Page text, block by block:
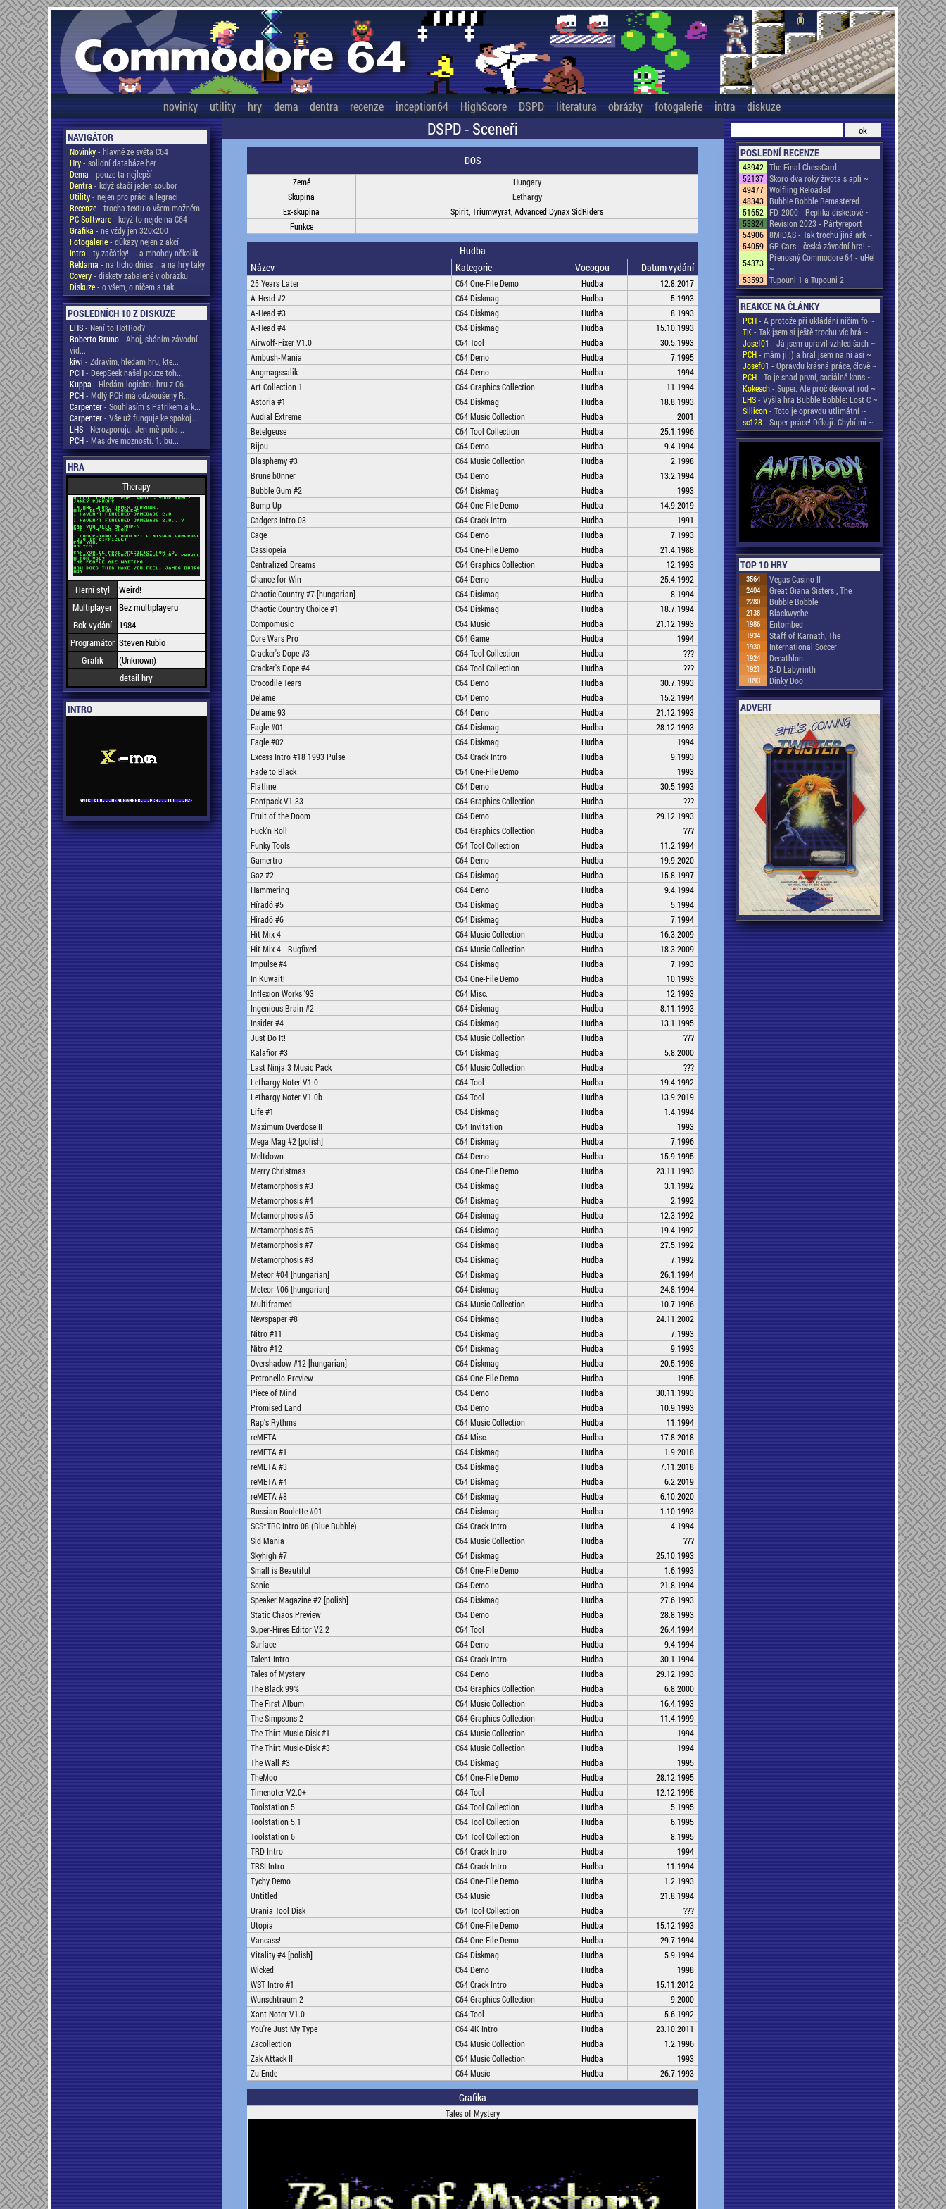
novinky utility hry dema dentra recenze inception64 HighScore DSPD literatura obrázky fotogalerie intra diskuze
NAVIGÁTOR
Novinky- hlavně ze světa C64
Hry- solidní databáze her
Dema - pouze ta nejlepší
Dentra - když stačí jeden soubor
Utility- nejen pro práci a legraci
Recenze- trocha textu o všem možném
PC Software- když to nejde na C64
Grafika - ne vždy jen 320x200
Fotogalerie- důkazy nejen z akcí
Intra - ty začátky! ... a mnohdy několik
Reklama - na ticho dňies .. a na hry taky
Covery- diskety zabalené v obrázku
Diskuze- o všem, o ničem a tak
POSLEDNÍCH 10 Z DISKUZE
LHS- Není to HotRod?
Roberto Bruno- Ahoj, sháním závodní
vid...
kiwi - Zdravim, hledam hru, kte...
PCH- DeepSeek našel pouze toh...
Kuppa - Hledám logickou hru z C6...
PCH- Mdlý PCH má odzkoušený R...
Carpenter- Souhlasím s Patrikem a k...
Carpenter- Vše už funguje ke spokoj...
LHS- Nerozporuju. Jen mě poba...
PCH- Mas dve moznosti. 1. bu...
HRA
Therapy
Herní styl
Weird!
Multiplayer Bez multiplayeru
Rok vydání
1984
Programátor Steven Rubio
Grafik
(Unknown)
detail hry
INTRO
DSPD - Sceneři
DOS
Země
Hungary
Skupina
Lethargy
Ex-skupina
Spirit, Triumwyrat, Advanced Dynax SidRiders
Funkce
Hudba
Název
Kategorie Vocogou Datum vydání
25 Years Later C64 One-File Demo Hudba
12.8.2017
A-Head #2
C64 Diskmag Hudba
5.1993
A-Head #3
C64 Diskmag Hudba
8.1993
A-Head #4
C64 Diskmag Hudba
15.10.1993
Airwolf-Fixer V1.0
C64 Tool Hudba
30.5.1993
Ambush-Mania
C64 Demo Hudba
7.1995
Angmagssalik
C64 Demo Hudba
1994
Art Collection 1
C64 Graphics Collection Hudba
11.1994
Astoria #1
C64 Diskmag Hudba
18.8.1993
Audial Extreme
C64 Music Collection Hudba
2001
Betelgeuse
C64 Tool Collection Hudba
25.1.1996
Bijou
C64 Demo Hudba
9.4.1994
Blasphemy #3
C64 Music Collection Hudba
2.1998
Brune b0nner
C64 Demo Hudba
13.2.1994
Bubble Gum #2
C64 Diskmag Hudba
1993
Bump Up
C64 One-File Demo Hudba
14.9.2019
Cadgers Intro 03
C64 Crack Intro Hudba
1991
Cage
C64 Demo Hudba
7.1993
Cassiopeia
C64 One-File Demo Hudba
21.4.1988
Centralized Dreams
C64 Graphics Collection Hudba
12.1993
Chance for Win
C64 Demo Hudba
25.4.1992
Chaotic Country #7 [hungarian]
C64 Diskmag Hudba
8.1994
Chaotic Country Choice #1
C64 Diskmag Hudba
18.7.1994
Compomusic
C64 Music Hudba
21.12.1993
Core Wars Pro
C64 Game Hudba
1994
Cracker's Dope #3
C64 Tool Collection Hudba
???
Cracker's Dope #4
C64 Tool Collection Hudba
???
Crocodile Tears
C64 Demo Hudba
30.7.1993
Delame
C64 Demo Hudba
15.2.1994
Delame 93
C64 Demo Hudba
21.12.1993
Eagle #01
C64 Diskmag Hudba
28.12.1993
Eagle #02
C64 Diskmag Hudba
1994
Excess Intro #18 1993 Pulse
C64 Crack Intro Hudba
9.1993
Fade to Black
C64 One-File Demo Hudba
1993
Flatline
C64 Demo Hudba
30.5.1993
Fontpack V1.33
C64 Graphics Collection Hudba
???
Fruit of the Doom
C64 Demo Hudba
29.12.1993
Fuck'n Roll
C64 Graphics Collection Hudba
???
Funky Tools
C64 Tool Collection Hudba
11.2.1994
Gamertro
C64 Demo Hudba
19.9.2020
Gaz #2
C64 Diskmag Hudba
15.8.1997
Hammering
C64 Demo Hudba
9.4.1994
Híradó #5
C64 Diskmag Hudba
5.1994
Híradó #6
C64 Diskmag Hudba
7.1994
Hit Mix 4
C64 Music Collection Hudba
16.3.2009
Hit Mix 4 - Bugfixed
C64 Music Collection Hudba
18.3.2009
Impulse #4
C64 Diskmag Hudba
7.1993
In Kuwait!
C64 One-File Demo Hudba
10.1993
Inflexion Works '93
C64 Misc. Hudba
12.1993
Ingenious Brain #2
C64 Diskmag Hudba
8.11.1993
Insider #4
C64 Diskmag Hudba
13.1.1995
Just Do It!
C64 Music Collection Hudba
???
Kalafior #3
C64 Diskmag Hudba
5.8.2000
Last Ninja 3 Music Pack
C64 Music Collection Hudba
???
Lethargy Noter V1.0
C64 Tool Hudba
19.4.1992
Lethargy Noter V1.0b
C64 Tool Hudba
13.9.2019
Life #1
C64 Diskmag Hudba
1.4.1994
Maximum Overdose II
C64 Invitation Hudba
1993
Mega Mag #2 [polish]
C64 Diskmag Hudba
7.1996
Meltdown
C64 Demo Hudba
15.9.1995
Merry Christmas
C64 One-File Demo Hudba
23.11.1993
Metamorphosis #3
C64 Diskmag Hudba
3.1.1992
Metamorphosis #4
C64 Diskmag Hudba
2.1992
Metamorphosis #5
C64 Diskmag Hudba
12.3.1992
Metamorphosis #6
C64 Diskmag Hudba
19.4.1992
Metamorphosis #7
C64 Diskmag Hudba
27.5.1992
Metamorphosis #8
C64 Diskmag Hudba
7.1992
Meteor #04 [hungarian]
C64 Diskmag Hudba
26.1.1994
Meteor #06 [hungarian]
C64 Diskmag Hudba
24.8.1994
Multiframed
C64 Music Collection Hudba
10.7.1996
Newspaper #8
C64 Diskmag Hudba
24.11.2002
Nitro #11
C64 Diskmag Hudba
7.1993
Nitro #12
C64 Diskmag Hudba
9.1993
Overshadow #12 [hungarian]
C64 Diskmag Hudba
20.5.1998
Petronello Preview
C64 One-File Demo Hudba
1995
Piece of Mind
C64 Demo Hudba
30.11.1993
Promised Land
C64 Demo Hudba
10.9.1993
Rap's Rythms
C64 Music Collection Hudba
11.1994
reMETA
C64 Misc. Hudba
17.8.2018
reMETA #1
C64 Diskmag Hudba
1.9.2018
reMETA #3
C64 Diskmag Hudba
7.11.2018
reMETA #4
C64 Diskmag Hudba
6.2.2019
reMETA #8
C64 Diskmag Hudba
6.10.2020
Russian Roulette #01
C64 Diskmag Hudba
1.10.1993
SCS*TRC Intro 08 (Blue Bubble)
C64 Crack Intro Hudba
4.1994
Sid Mania
C64 Music Collection Hudba
???
Skyhigh #7
C64 Diskmag Hudba
25.10.1993
Small is Beautiful
C64 One-File Demo Hudba
1.6.1993
Sonic
C64 Demo Hudba
21.8.1994
Speaker Magazine #2 [polish]
C64 Diskmag Hudba
27.6.1993
Static Chaos Preview
C64 Demo Hudba
28.8.1993
Super-Hires Editor V2.2
C64 Tool Hudba
26.4.1994
Surface
C64 Demo Hudba
9.4.1994
Talent Intro
C64 Crack Intro Hudba
30.1.1994
Tales of Mystery
C64 Demo Hudba
29.12.1993
The Black 99%
C64 Graphics Collection Hudba
6.8.2000
The First Album
C64 Music Collection Hudba
16.4.1993
The Simpsons 2
C64 Graphics Collection Hudba
11.4.1999
The Thirt Music-Disk #1
C64 Music Collection Hudba
1994
The Thirt Music-Disk #3
C64 Music Collection Hudba
1994
The Wall #3
C64 Diskmag Hudba
1995
TheMoo
C64 One-File Demo Hudba
28.12.1995
Timenoter V2.0+
C64 Tool Hudba
12.12.1995
Toolstation 5
C64 Tool Collection Hudba
5.1995
Toolstation 5.1
C64 Tool Collection Hudba
6.1995
Toolstation 6
C64 Tool Collection Hudba
8.1995
TRD Intro
C64 Crack Intro Hudba
1994
TRSI Intro
C64 Crack Intro Hudba
11.1994
Tychy Demo
C64 One-File Demo Hudba
1.2.1993
Untitled
C64 Music Hudba
21.8.1994
Urania Tool Disk
C64 Tool Collection Hudba
???
Utopia
C64 One-File Demo Hudba
15.12.1993
Vancass!
C64 One-File Demo Hudba
29.7.1994
Vitality #4 [polish]
C64 Diskmag Hudba
5.9.1994
Wicked
C64 Demo Hudba
1998
WST Intro #1
C64 Crack Intro Hudba
15.11.2012
Wunschtraum 2
C64 Graphics Collection Hudba
9.2000
Xant Noter V1.0
C64 Tool Hudba
5.6.1992
You're Just My Type
C64 4K Intro Hudba
23.10.2011
Zacollection
C64 Music Collection Hudba
1.2.1996
Zak Attack II
C64 Music Collection Hudba
1993
Zu Ende
C64 Music Hudba 26.7.1993
Grafika
Tales of Mystery
POSLEDNÍ RECENZE
48942 The Final ChessCard
52137 Skoro dva roky života s apli ~
49477 Wolfling Reloaded
48343 Bubble Bobble Remastered
51652 FD-2000 - Replika disketové ~
53324 Revision 2023 - Pártyreport
54906 8MIDAS - Tak trochu jiná ark ~
54059 GP Cars - česká závodní hra! ~
54373 Přenosný Commodore 64 - uHel
~
53593 Tupouni 1 a Tupouni 2
REAKCE NA ČLÁNKY
PCH- A protože při ukládání ničím fo ~
TK- Tak jsem si ještě trochu víc hrá ~
Josef01 - Já jsem upravil vzhled šach ~
PCH- mám ji ;) a hral jsem na ni asi ~
Josef01 - Opravdu krásná práce, člově ~
PCH- To je snad první, sociálně kons ~
Kokesch- Super. Ale proč děkovat rod ~
LHS- Vyšla hra Bubble Bobble: Lost C ~
Sillicon- Toto je opravdu utlimátní ~
sc128- Super práce! Děkuji. Chybí mi ~
TOP 10 HRY
3564 Vegas Casino II
2404 Great Giana Sisters , The
2280 Bubble Bobble
2138 Blackwyche
1986 Entombed
1934 Staff of Karnath, The
1930 International Soccer
1924 Decathlon
1921 3-D Labyrinth
1893 Dinky Doo
ADVERT